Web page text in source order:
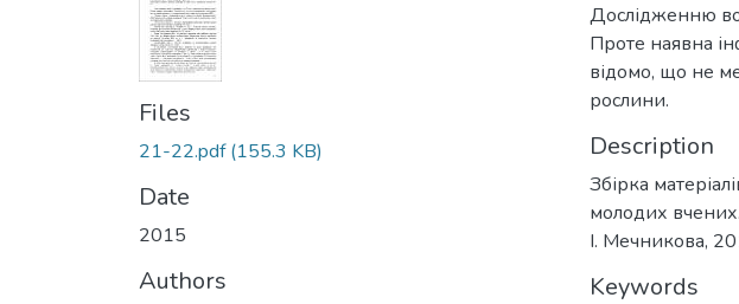
Files
21-22.pdf(155.3 KB)
Date
2015
Authors
Дослідженню
Проте наявна
відомо, що не
рослини.
Description
Збірка
молодих вчених.
І. Мечникова,
Keywords